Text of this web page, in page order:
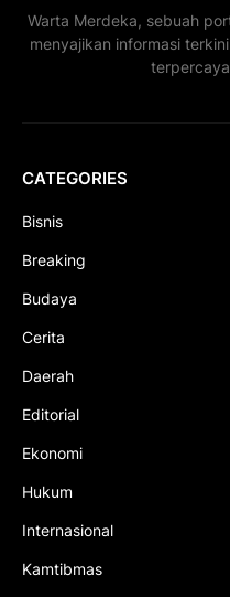
Warta Merdeka, sebuah
menyajikan informasi
CATEGORIES
Bisnis
Breaking
Budaya
Cerita
Daerah
Editorial
Ekonomi
Hukum
Internasional
Kamtibmas